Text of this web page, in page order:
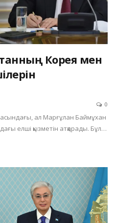
Корея мен
0
ал Марғұлан Баймұхан
елші қызметін атқарады. Бұл…